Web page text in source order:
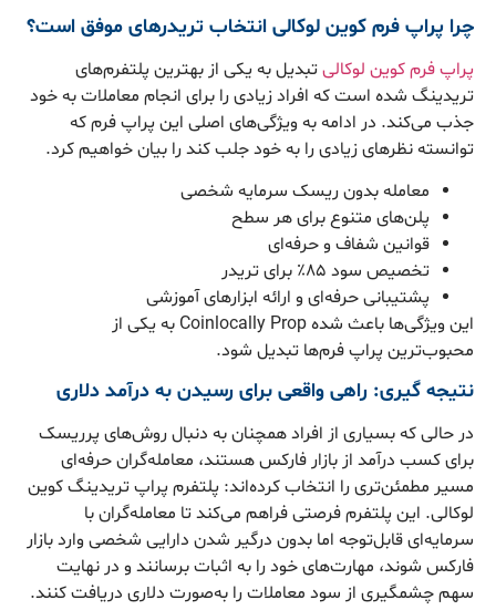
چرا پراپ فرم کوین لوکالی انتخاب تریدرهای موفق است؟
پراپ فرم کوین لوکالیتبدیل به یکی از بهترین پلتفرم‌های
تریدینگ شده است که افراد زیادی را برای انجام معاملات به خود
جذب می‌کند. در ادامه به ویژگی‌های اصلی این پراپ فرم که
توانسته نظرهای زیادی را به خود جلب کند را بیان خواهیم کرد.
معامله بدون ریسک سرمایه شخصی
پلن‌های متنوع برای هر سطح
قوانین شفاف و حرفه‌ای
تخصیص سود ۸۵٪ برای تریدر
پشتیبانی حرفه‌ای و ارائه ابزارهای آموزشی
این ویژگی‌ها باعث شده Coinlocally Prop به یکی از
محبوب‌ترین پراپ فرم‌ها تبدیل شود.
نتیجه‌ گیری: راهی واقعی برای رسیدن به درآمد دلاری
در حالی که بسیاری از افراد همچنان به دنبال روش‌های پرریسک
برای کسب درآمد از بازار فارکس هستند، معامله‌گران حرفه‌ای
مسیر مطمئن‌تری را انتخاب کرده‌اند: پلتفرم پراپ تریدینگ کوین‌
لوکالی. این پلتفرم فرصتی فراهم می‌کند تا معامله‌گران با
سرمایه‌ای قابل‌توجه اما بدون درگیر شدن دارایی شخصی وارد بازار
فارکس شوند، مهارت‌های خود را به اثبات برسانند و در نهایت
سهم چشمگیری از سود معاملات را به‌صورت دلاری دریافت کنند.